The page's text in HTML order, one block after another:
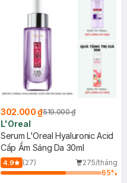
302.000 ₫519.000 ₫
L'Oreal
Serum L'Oreal Hyaluronic Acid
Cấp Ẩm Sáng Da 30ml
4.9 (27)
275/tháng
65%